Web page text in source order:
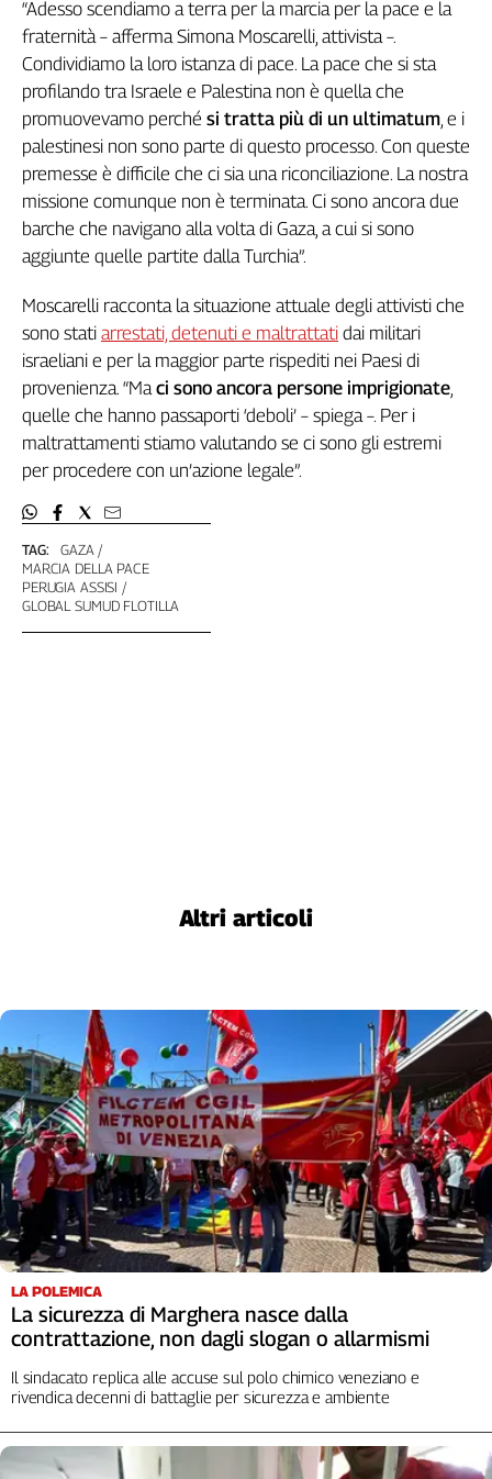
Genova,
il
sangue
della
ragione
120
anni
Cgil
Collettiva
Play
Rubriche
Collettiva
Talk
La
settimana
Collettiva
Il
Sassolino
Linea
Economica
Tech
L'Italia
Lavoro
Territori
Abruzzo-
Molise
Alto
Adige
Basilicata
Calabria
Campania
Emilia-
Romagna
Friuli
Venezia
TAG:
GAZA
MARCIA DELLA PACE
PERUGIA ASSISI
GLOBAL SUMUD FLOTILLA
“Adesso scendiamo a terra per la marcia per la pace e la
fraternità – afferma Simona Moscarelli, attivista –.
Condividiamo la loro istanza di pace. La pace che si sta
profilando tra Israele e Palestina non è quella che
promuovevamo perché si tratta più di un ultimatum, e i
palestinesi non sono parte di questo processo. Con queste
premesse è difficile che ci sia una riconciliazione. La nostra
missione comunque non è terminata. Ci sono ancora due
barche che navigano alla volta di Gaza, a cui si sono
aggiunte quelle partite dalla Turchia”.
Moscarelli racconta la situazione attuale degli attivisti che
sono stati arrestati, detenuti e maltrattati dai militari
israeliani e per la maggior parte rispediti nei Paesi di
provenienza. “Maci sono ancora persone imprigionate,
quelle che hanno passaporti ‘deboli’ – spiega –. Per i
maltrattamenti stiamo valutando se ci sono gli estremi
per procedere con un’azione legale”.
Altri articoli
LA POLEMICA
La sicurezza di Marghera nasce dalla
contrattazione, non dagli slogan o allarmismi
Il sindacato replica alle accuse sul polo chimico veneziano e
rivendica decenni di battaglie per sicurezza e ambiente